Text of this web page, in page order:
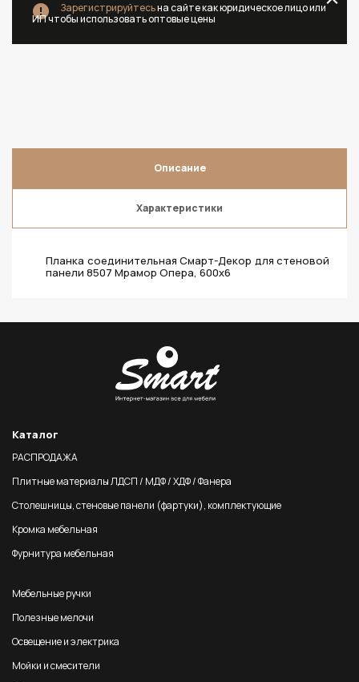
Зарегистрируйтесьна сайте как юридическое лицо или
ИП чтобы использовать оптовые цены
Описание
Характеристики
Планка соединительная Смарт-Декор для стеновой
панели 8507 Мрамор Опера, 600x6
Каталог
РАСПРОДАЖА
Плитные материалы ЛДСП / МДФ / ХДФ / Фанера
Столешницы, стеновые панели (фартуки), комплектующие
Кромка мебельная
Фурнитура мебельная
Мебельные ручки
Полезные мелочи
Освещение и электрика
Мойки и смесители